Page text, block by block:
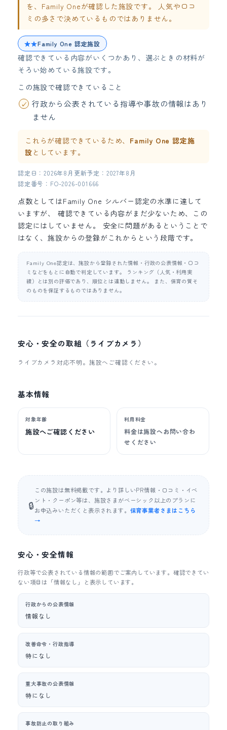
を、Family Oneが確認した施設です。 人気や口コ
ミの多さで決めているものではありません。
★★Family One 認定施設
確認できている内容がいくつかあり、選ぶときの材料が
そろい始めている施設です。
この施設で確認できていること
行政から公表されている指導や事故の情報はあり
ません
これらが確認できているため、 Family One 認定施
設 としています。
認定日：2026年8月 更新予定：2027年8月
認定番号：FO-2026-001666
点数としてはFamily One シルバー認定の水準に達して
いますが、 確認できている内容がまだ少ないため、この
認定にはしていません。 安全に問題があるということで
はなく、施設からの登録がこれからという段階です。
Family One認定は、施設から登録された情報・行政の公表情報・口コ
ミなどをもとに自動で判定しています。 ランキング（人気・利用実
績）とは別の評価であり、順位とは連動しません。 また、保育の質そ
のものを保証するものではありません。
安心・安全の取組（ライブカメラ）
ライブカメラ対応不明。施設へご確認ください。
基本情報
対象年齢
施設へご確認ください
利用料金
料金は施設へお問い合わ
せください
🔒
この施設は無料掲載です。より詳しいPR情報・口コミ・イベ
ント・クーポン等は、施設さまがベーシック以上のプランに
お申込みいただくと表示されます。 保育事業者さまはこちら
→
安心・安全情報
行政等で公表されている情報の範囲でご案内しています。確認できてい
ない項目は「情報なし」と表示しています。
行政からの公表情報
情報なし
改善命令・行政指導
特になし
重大事故の公表情報
特になし
事故防止の取り組み